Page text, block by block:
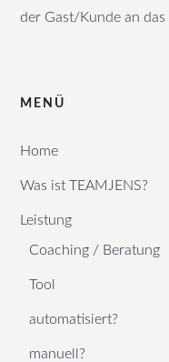
der Gast/Kunde an
MENÜ
Home
Was ist TEAMJENS?
Leistung
Coaching / Beratung
Tool
automatisiert?
manuell?